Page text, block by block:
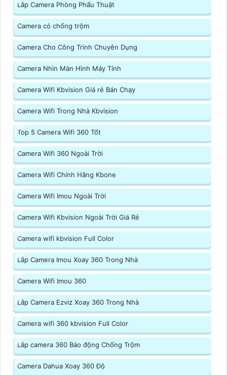
Lắp Camera Phòng Phẩu Thuật
Camera có chống trộm
Camera Cho Công Trình Chuyên Dụng
Camera Nhìn Màn Hình Máy Tính
Camera Wifi Kbvision Giá rẻ Bán Chạy
Camera Wifi Trong Nhà Kbvision
Top 5 Camera Wifi 360 Tốt
Camera Wifi 360 Ngoài Trời
Camera Wifi Chính Hãng Kbone
Camera Wifi Imou Ngoài Trời
Camera Wifi Kbvision Ngoài Trời Giá Rẻ
Camera wifi kbvision Full Color
Lắp Camera Imou Xoay 360 Trong Nhà
Camera Wifi Imou 360
Lắp Camera Ezviz Xoay 360 Trong Nhà
Camera wifi 360 kbvision Full Color
Lắp camera 360 Báo động Chống Trộm
Camera Dahua Xoay 360 Độ